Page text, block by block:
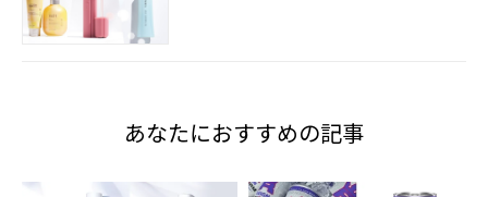
あなたにおすすめの記事